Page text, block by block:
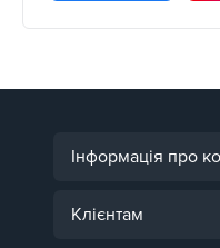
Інформація про
Клієнтам